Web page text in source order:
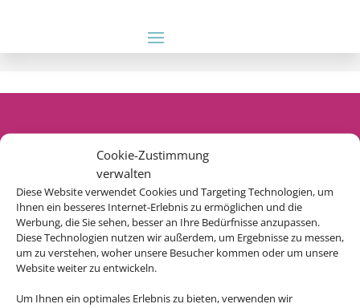
Cookie-Zustimmung
verwalten
Diese Website verwendet Cookies und Targeting Technologien, um
Ihnen ein besseres Internet-Erlebnis zu ermöglichen und die
Werbung, die Sie sehen, besser an Ihre Bedürfnisse anzupassen.
Diese Technologien nutzen wir außerdem, um Ergebnisse zu messen,
um zu verstehen, woher unsere Besucher kommen oder um unsere
Website weiter zu entwickeln.
Um Ihnen ein optimales Erlebnis zu bieten, verwenden wir
Rechtliche Informationen
Impressum Datenschutzerklärung Online Check-In|
Service|AGB|Barrierefreiheitserklärung|Blacklisted
Airlines